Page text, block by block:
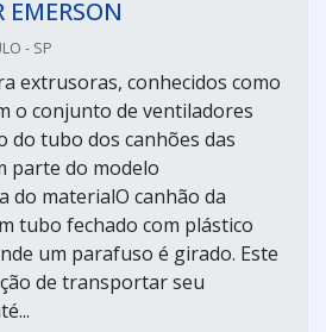
- SP
extrusoras, conhecidos como
o conjunto de ventiladores
do tubo dos canhões das
parte do modelo
do materialO canhão da
tubo fechado com plástico
um parafuso é girado. Este
de transportar seu